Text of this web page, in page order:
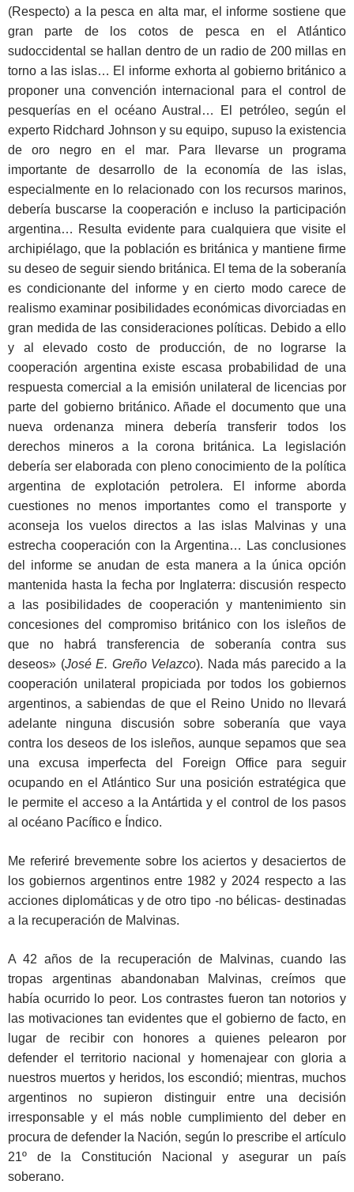
(Respecto) a la pesca en alta mar, el informe sostiene que
gran parte de los cotos de pesca en el Atlántico
sudoccidental se hallan dentro de un radio de 200 millas en
torno a las islas… El informe exhorta al gobierno británico a
proponer una convención internacional para el control de
pesquerías en el océano Austral… El petróleo, según el
experto Ridchard Johnson y su equipo, supuso la existencia
de oro negro en el mar. Para llevarse un programa
importante de desarrollo de la economía de las islas,
especialmente en lo relacionado con los recursos marinos,
debería buscarse la cooperación e incluso la participación
argentina… Resulta evidente para cualquiera que visite el
archipiélago, que la población es británica y mantiene firme
su deseo de seguir siendo británica. El tema de la soberanía
es condicionante del informe y en cierto modo carece de
realismo examinar posibilidades económicas divorciadas en
gran medida de las consideraciones políticas. Debido a ello
y al elevado costo de producción, de no lograrse la
cooperación argentina existe escasa probabilidad de una
respuesta comercial a la emisión unilateral de licencias por
parte del gobierno británico. Añade el documento que una
nueva ordenanza minera debería transferir todos los
derechos mineros a la corona británica. La legislación
debería ser elaborada con pleno conocimiento de la política
argentina de explotación petrolera. El informe aborda
cuestiones no menos importantes como el transporte y
aconseja los vuelos directos a las islas Malvinas y una
estrecha cooperación con la Argentina… Las conclusiones
del informe se anudan de esta manera a la única opción
mantenida hasta la fecha por Inglaterra: discusión respecto
a las posibilidades de cooperación y mantenimiento sin
concesiones del compromiso británico con los isleños de
que no habrá transferencia de soberanía contra sus
deseos» (José E. Greño Velazco). Nada más parecido a la
cooperación unilateral propiciada por todos los gobiernos
argentinos, a sabiendas de que el Reino Unido no llevará
adelante ninguna discusión sobre soberanía que vaya
contra los deseos de los isleños, aunque sepamos que sea
una excusa imperfecta del Foreign Office para seguir
ocupando en el Atlántico Sur una posición estratégica que
le permite el acceso a la Antártida y el control de los pasos
al océano Pacífico e Índico.
Me referiré brevemente sobre los aciertos y desaciertos de
los gobiernos argentinos entre 1982 y 2024 respecto a las
acciones diplomáticas y de otro tipo -no bélicas- destinadas
a la recuperación de Malvinas.
A 42 años de la recuperación de Malvinas, cuando las
tropas argentinas abandonaban Malvinas, creímos que
había ocurrido lo peor. Los contrastes fueron tan notorios y
las motivaciones tan evidentes que el gobierno de facto, en
lugar de recibir con honores a quienes pelearon por
defender el territorio nacional y homenajear con gloria a
nuestros muertos y heridos, los escondió; mientras, muchos
argentinos no supieron distinguir entre una decisión
irresponsable y el más noble cumplimiento del deber en
procura de defender la Nación, según lo prescribe el artículo
21º de la Constitución Nacional y asegurar un país
soberano.